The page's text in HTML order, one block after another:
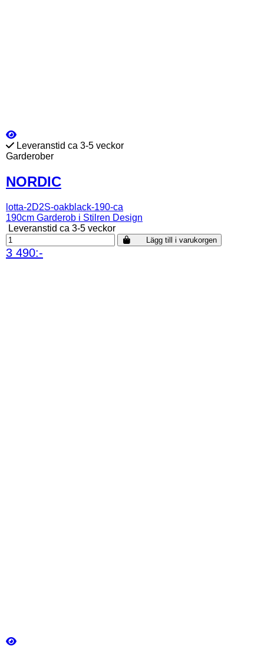
Leveranstid ca 3-5 veckor
Garderober
NORDIC
lotta-2D2S-oakblack-190-ca
190cm Garderob i Stilren Design
Leveranstid ca 3-5 veckor
Lägg till i varukorgen
3 490:-